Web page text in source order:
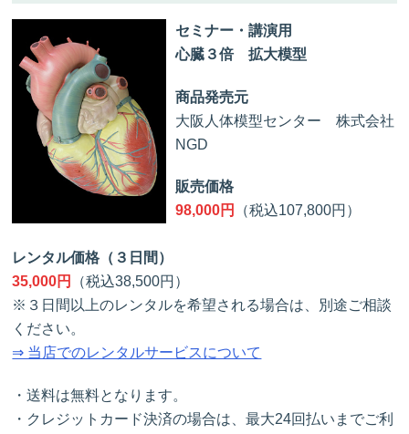
セミナー・講演用
心臓３倍 拡大模型
商品発売元
大阪人体模型センター 株式会社
NGD
販売価格
98,000円
（税込107,800円）
レンタル価格（３日間）
35,000円
（税込38,500円）
※３日間以上のレンタルを希望される場合は、別途ご相談
ください。
⇒ 当店でのレンタルサービスについて
・送料は無料となります。
・クレジットカード決済の場合は、最大24回払いまでご利